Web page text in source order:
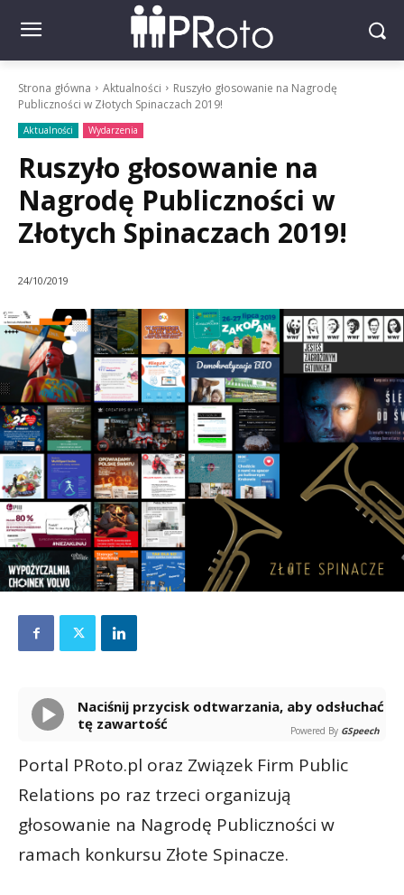
Strona główna Aktualności
Ruszyło głosowanie na Nagrodę
Publiczności w Złotych Spinaczach 2019!
Aktualności Wydarzenia
Ruszyło głosowanie na
Nagrodę Publiczności w
Złotych Spinaczach 2019!
24/10/2019
Naciśnij przycisk odtwarzania, aby odsłuchać
tę zawartość
Powered By GSpeech
Portal PRoto.pl oraz Związek Firm Public
Relations po raz trzeci organizują
głosowanie na Nagrodę Publiczności w
ramach konkursu Złote Spinacze.